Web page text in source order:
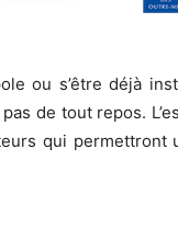
ou s’être déjà
de tout repos.
qui